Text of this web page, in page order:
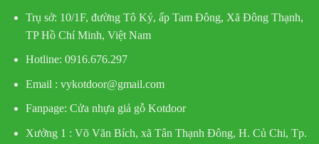
Trụ sở: 10/1F, đường Tô Ký, ấp Tam Đông, Xã Đông Thạnh,
TP Hồ Chí Minh, Việt Nam
Hotline: 0916.676.297
Email : vykotdoor@gmail.com
Fanpage: Cửa nhựa giả gỗ Kotdoor
Xưởng 1 : Võ Văn Bích, xã Tân Thạnh Đông, H. Củ Chi, Tp.